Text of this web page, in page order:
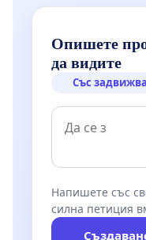
Опишете
да видите
Със
Напишете със
силна петиция